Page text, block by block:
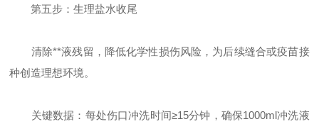
第五步：生理盐水收尾
清除**液残留，降低化学性损伤风险，为后续缝合或疫苗接
种创造理想环境。
关键数据：每处伤口冲洗时间≥15分钟，确保1000ml冲洗液